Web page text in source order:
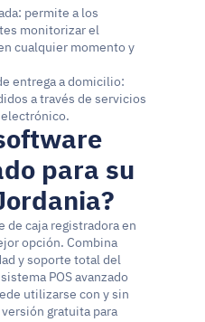
permite a los
monitorizar el
cualquier momento y
entrega a domicilio:
a través de servicios
para su
de caja registradora en
opción. Combina
y soporte total del
POS avanzado
utilizarse con y sin
gratuita para